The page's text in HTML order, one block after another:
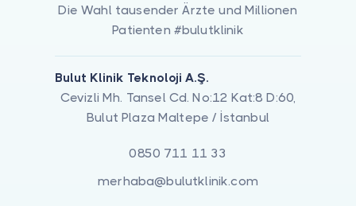
Die Wahl tausender Ärzte und Millionen
Patienten #bulutklinik
Bulut Klinik Teknoloji A.Ş.
Cevizli Mh. Tansel Cd. No:12 Kat:8 D:60,
Bulut Plaza Maltepe / İstanbul
0850 711 11 33
merhaba@bulutklinik.com